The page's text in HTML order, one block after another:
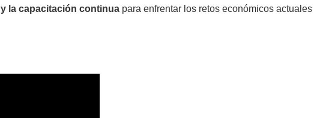
y la capacitación continua para enfrentar los retos económicos actuales